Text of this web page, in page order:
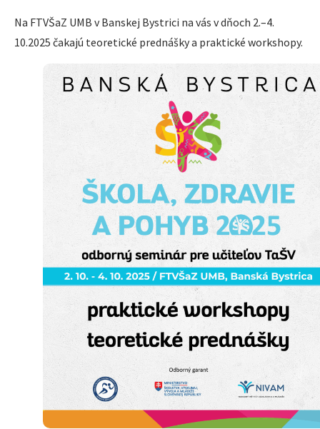
Na FTVŠaZ UMB v Banskej Bystrici na vás v dňoch 2.–4.
10.2025 čakajú teoretické prednášky a praktické workshopy.